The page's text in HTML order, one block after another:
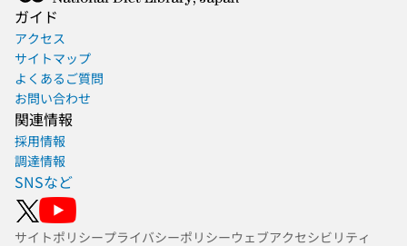
ガイド
アクセス
サイトマップ
よくあるご質問
お問い合わせ
関連情報
採用情報
調達情報
SNSなど
サイトポリシープライバシーポリシーウェブアクセシビリティ